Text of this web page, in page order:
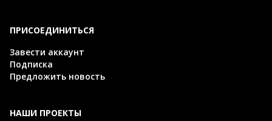
ПРИСОЕДИНИТЬСЯ
Завести аккаунт
Подписка
Предложить новость
НАШИ ПРОЕКТЫ